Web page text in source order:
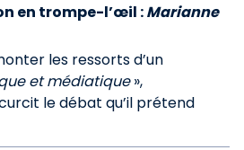
en trompe-l’œil :Marianne
les ressorts d’un
et médiatique»,
le débat qu’il prétend